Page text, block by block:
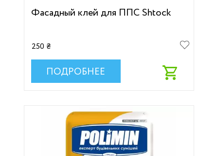
Фасадный клей для ППС Shtock
250 ₴
ПОДРОБНЕЕ